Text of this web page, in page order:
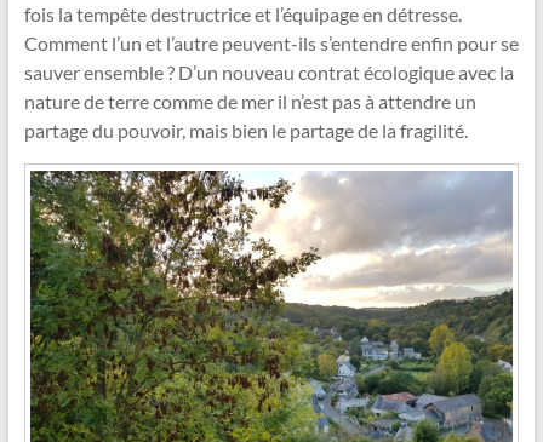
fois la tempête destructrice et l’équipage en détresse.
Comment l’un et l’autre peuvent-ils s’entendre enfin pour se
sauver ensemble ? D’un nouveau contrat écologique avec la
nature de terre comme de mer il n’est pas à attendre un
partage du pouvoir, mais bien le partage de la fragilité.